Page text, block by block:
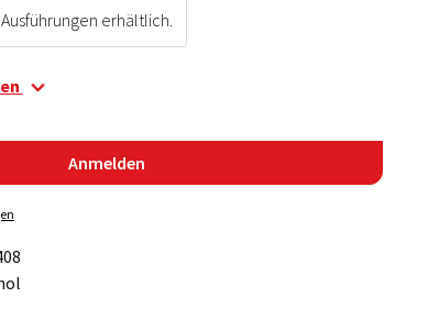
Ausführungen erhältlich.
Anmelden